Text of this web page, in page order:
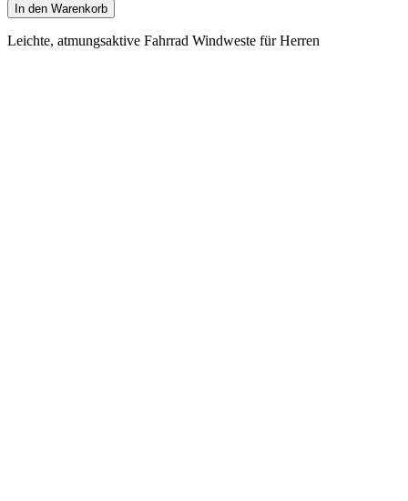
In den Warenkorb
Leichte, atmungsaktive Fahrrad Windweste für Herren